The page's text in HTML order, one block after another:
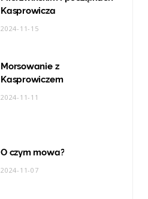
Kasprowicza
2024-11-15
Morsowanie z
Kasprowiczem
2024-11-11
O czym mowa?
2024-11-07